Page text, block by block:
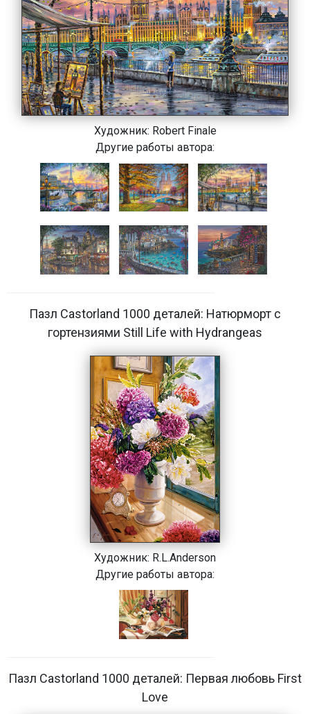
Художник: Robert Finale
Другие работы автора:
Пазл Castorland 1000 деталей: Натюрморт с
гортензиями Still Life with Hydrangeas
Художник: R.L.Anderson
Другие работы автора:
Пазл Castorland 1000 деталей: Первая любовь First
Love